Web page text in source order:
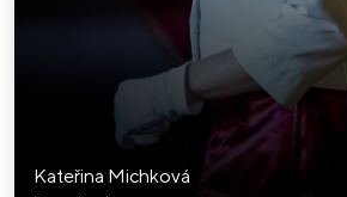
Kateřina Michková